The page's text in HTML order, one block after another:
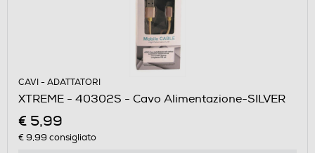
CAVI - ADATTATORI
XTREME - 40302S - Cavo Alimentazione-SILVER
€ 5,99
€ 9,99 consigliato